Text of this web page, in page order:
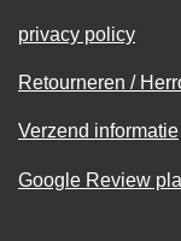
privacy policy
Retourneren /
Verzend informatie
Google Review